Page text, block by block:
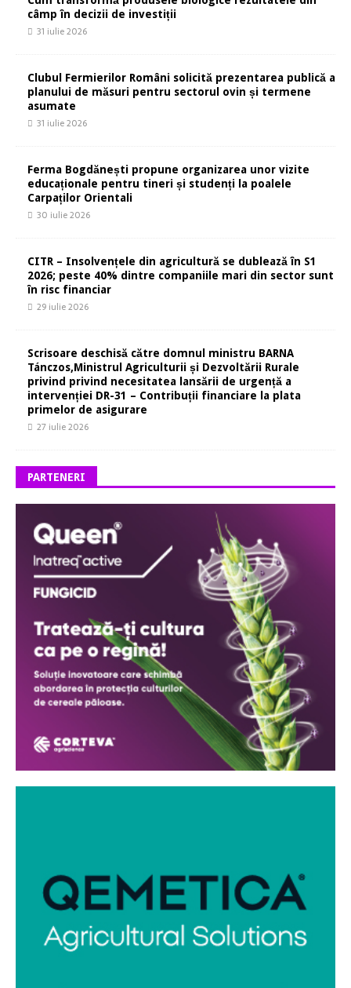
câmp în decizii de investiții
31 iulie 2026
Clubul Fermierilor Români solicită prezentarea publică a
planului de măsuri pentru sectorul ovin și termene
asumate
31 iulie 2026
Ferma Bogdănești propune organizarea unor vizite
educaționale pentru tineri și studenți la poalele
Carpaților Orientali
30 iulie 2026
CITR – Insolvențele din agricultură se dublează în S1
2026; peste 40% dintre companiile mari din sector sunt
în risc financiar
29 iulie 2026
Scrisoare deschisă către domnul ministru BARNA
Tánczos,Ministrul Agriculturii și Dezvoltării Rurale
privind privind necesitatea lansării de urgență a
intervenției DR-31 – Contribuții financiare la plata
primelor de asigurare
27 iulie 2026
PARTENERI